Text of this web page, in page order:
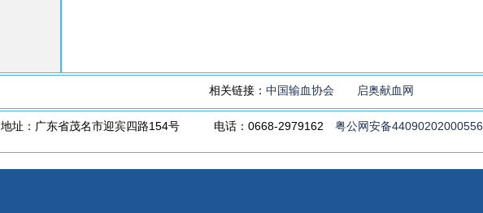
相关链接： 中国输血协会 启奥献血网
地址：广东省茂名市迎宾四路154号 电话：0668-2979162 粤公网安备44090202000556